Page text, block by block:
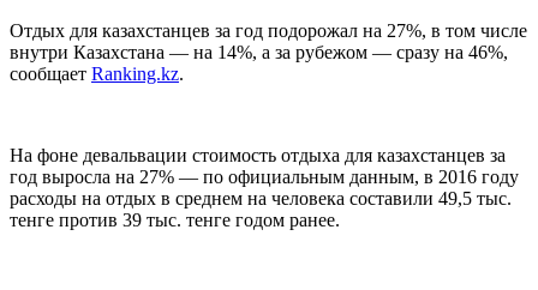
Отдых для казахстанцев за год подорожал на 27%, в том числе
внутри Казахстана — на 14%, а за рубежом — сразу на 46%,
сообщает Ranking.kz.
На фоне девальвации стоимость отдыха для казахстанцев за
год выросла на 27% — по официальным данным, в 2016 году
расходы на отдых в среднем на человека составили 49,5 тыс.
тенге против 39 тыс. тенге годом ранее.